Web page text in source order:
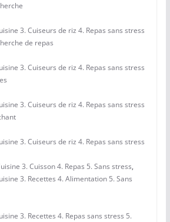
3. Cuiseurs de riz 4. Repas sans stress
de repas
3. Cuiseurs de riz 4. Repas sans stress
3. Cuiseurs de riz 4. Repas sans stress
3. Cuiseurs de riz 4. Repas sans stress
3. Cuisson 4. Repas 5. Sans stress,
3. Recettes 4. Alimentation 5. Sans
3. Recettes 4. Repas sans stress 5.